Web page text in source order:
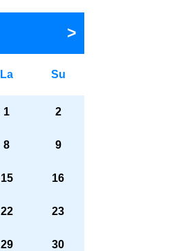
La Su
1 2
8 9
15 16
22 23
29 30